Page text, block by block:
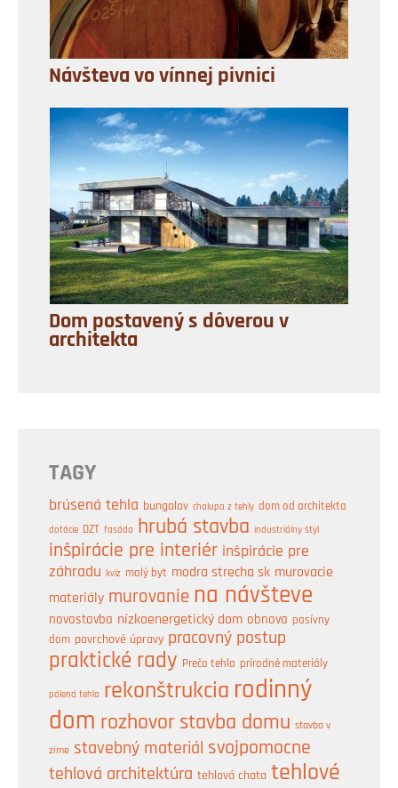
Návšteva vo vínnej pivnici
Dom postavený s dôverou v
architekta
TAGY
brúsená tehla bungalov chalupa z tehly dom od architekta
dotácie DZT fasáda hrubá stavba industriálny štýl
inšpirácie pre interiér inšpirácie pre
záhradu
kvíz malý byt modra strecha sk murovacie
materiály murovanie na návšteve
novostavba nízkoenergetický dom obnova pasívny
dom povrchové úpravy pracovný postup
praktické rady Prečo tehla prírodné materiály
pálená tehla rekonštrukcia rodinný
dom rozhovor stavba domu stavba v
zime stavebný materiál svojpomocne
tehlová architektúra tehlová chata tehlové